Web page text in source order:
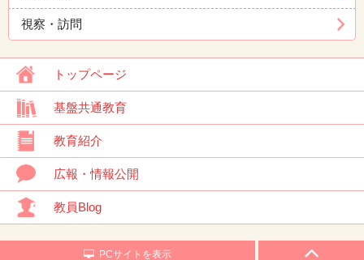
視察・訪問
トップページ
基盤共通教育
教育紹介
広報・情報公開
教員Blog
PCサイトを表示